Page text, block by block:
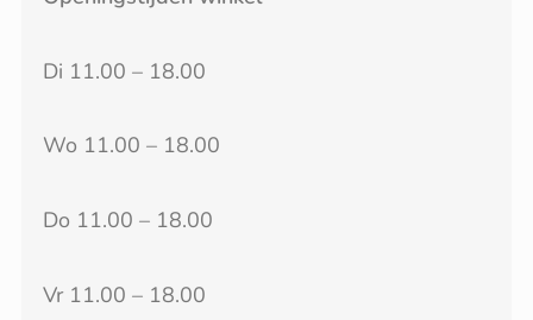
Di 11.00 – 18.00
Wo 11.00 – 18.00
Do 11.00 – 18.00
Vr 11.00 – 18.00